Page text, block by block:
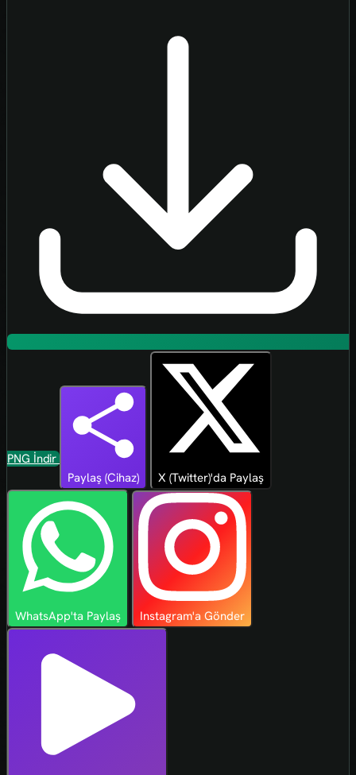
PNG İndir
Paylaş (Cihaz)
X (Twitter)'da Paylaş
WhatsApp'ta Paylaş Instagram'a Gönder